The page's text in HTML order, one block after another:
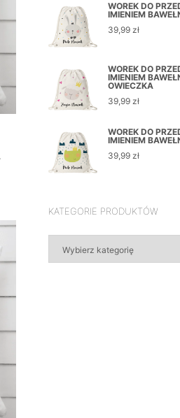
WOREK DO
IMIENIEM
39,99 zł
WOREK DO
IMIENIEM
OWIECZKA
39,99 zł
WOREK DO
IMIENIEM
39,99 zł
KATEGORIE PRODUKTÓW